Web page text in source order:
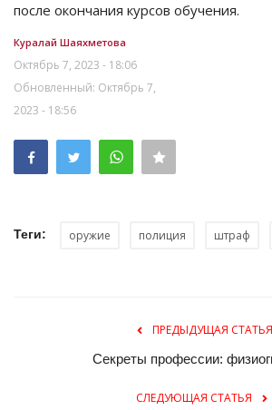
после окончания курсов обучения.
Куралай Шаяхметова
Октябрь 7, 2023 - 18:06
Обновленный: Октябрь 7,
2023 - 18:56
Теги: оружие полиция штраф
ПРЕДЫДУЩАЯ СТАТЬЯ
Секреты профессии:
СЛЕДУЮЩАЯ СТАТЬЯ